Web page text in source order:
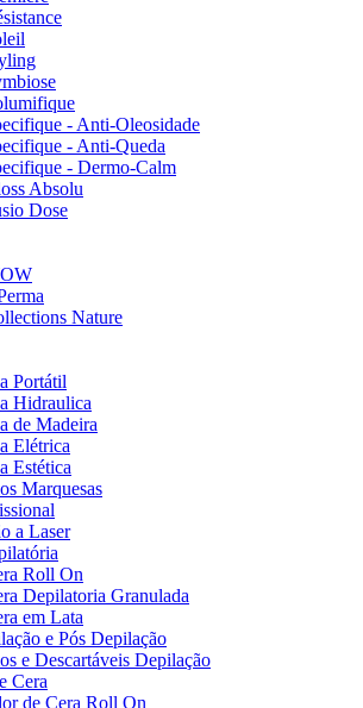
- Anti-Oleosidade
- Anti-Queda
- Dermo-Calm
Absolu
Dose
Nature
Portátil
Hidraulica
de Madeira
Elétrica
Estética
Marquesas
a Laser
Roll On
Depilatoria Granulada
em Lata
e Pós Depilação
e Descartáveis Depilação
Cera
de Cera Roll On